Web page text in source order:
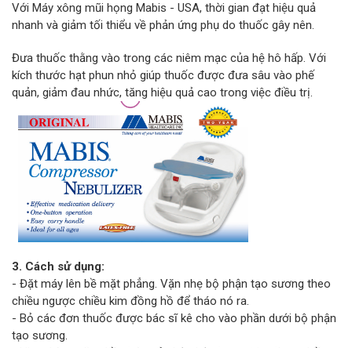
Với Máy xông mũi họng Mabis - USA, thời gian đạt hiệu quả
nhanh và giảm tối thiểu về phản ứng phụ do thuốc gây nên.
Đưa thuốc thằng vào trong các niêm mạc của hệ hô hấp. Với
kích thước hạt phun nhỏ giúp thuốc được đưa sâu vào phế
quản, giảm đau nhức, tăng hiệu quả cao trong việc điều trị.
3. Cách sử dụng:
- Đặt máy lên bề mặt phẳng. Vặn nhẹ bộ phận tạo sương theo
chiều ngược chiều kim đồng hồ để tháo nó ra.
- Bỏ các đơn thuốc được bác sĩ kê cho vào phần dưới bộ phận
tạo sương.